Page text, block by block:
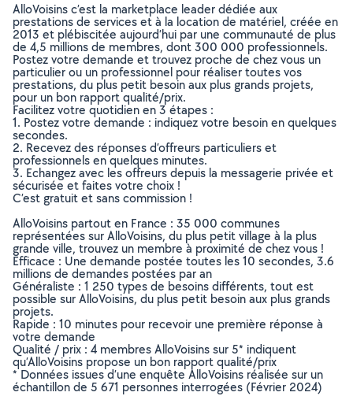
AlloVoisins c’est la marketplace leader dédiée aux
prestations de services et à la location de matériel, créée en
2013 et plébiscitée aujourd’hui par une communauté de plus
de 4,5 millions de membres, dont 300 000 professionnels.
Postez votre demande et trouvez proche de chez vous un
particulier ou un professionnel pour réaliser toutes vos
prestations, du plus petit besoin aux plus grands projets,
pour un bon rapport qualité/prix.
Facilitez votre quotidien en 3 étapes :
1. Postez votre demande : indiquez votre besoin en quelques
secondes.
2. Recevez des réponses d’offreurs particuliers et
professionnels en quelques minutes.
3. Echangez avec les offreurs depuis la messagerie privée et
sécurisée et faites votre choix !
C’est gratuit et sans commission !
AlloVoisins partout en France : 35 000 communes
représentées sur AlloVoisins, du plus petit village à la plus
grande ville, trouvez un membre à proximité de chez vous !
Efficace : Une demande postée toutes les 10 secondes, 3.6
millions de demandes postées par an
Généraliste : 1 250 types de besoins différents, tout est
possible sur AlloVoisins, du plus petit besoin aux plus grands
projets.
Rapide : 10 minutes pour recevoir une première réponse à
votre demande
Qualité / prix : 4 membres AlloVoisins sur 5* indiquent
qu’AlloVoisins propose un bon rapport qualité/prix
* Données issues d’une enquête AlloVoisins réalisée sur un
échantillon de 5 671 personnes interrogées (Février 2024)